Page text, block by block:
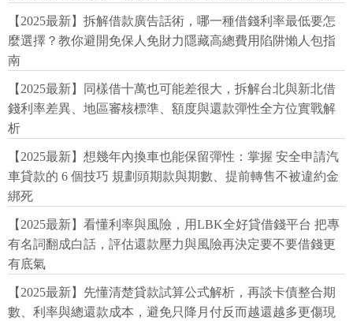
【2025最新】拆解借款廣告話術，哪一種借錢利率最低要怎
麼選擇？教你避開免保人免財力隱藏高總費用陷阱懶人包指
南
【2025最新】同樣借十萬也可能差很大，拆解台北與新北借
錢利率差異、地區審核標準、額度與還款彈性全方位實戰解
析
【2025最新】想幾年內換車也能保留彈性：掌握 安全申請汽
車貸款的 6 個技巧 規劃頭期款與期數、提前轉售不被違約金
綁死
【2025最新】看懂利率與風險，用LBK全好貸借錢平台 把專
有名詞翻成白話，評估還款壓力與風險再決定要不要借錢更
有底氣
【2025最新】先懂清楚貸款試算公式解析，再談卡債整合期
數、利率與總還款成本，避免只降月付反而越還越多更傷現